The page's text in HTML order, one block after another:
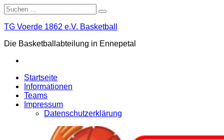
Skip
to
content
Suche
nach:
TG Voerde 1862 e.V. Basketball
Die Basketballabteilung in Ennepetal
Startseite
Informationen
Teams
Impressum
Datenschutzerklärung